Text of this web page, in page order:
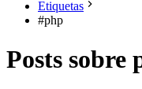
Etiquetas
#php
Posts sobre